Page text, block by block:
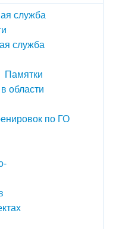
служба
служба
Памятки
области
по ГО